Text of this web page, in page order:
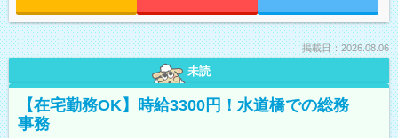
掲載日：2026.08.06
未読
【在宅勤務OK】時給3300円！水道橋での総務
事務